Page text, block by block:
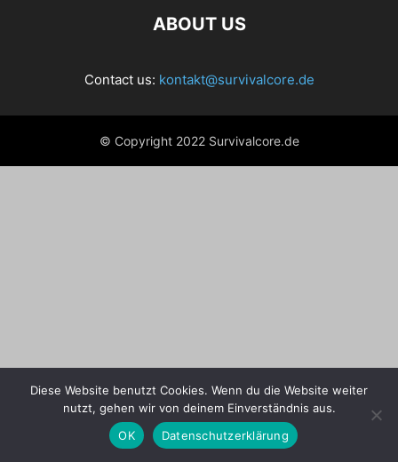
ABOUT US
Contact us: kontakt@survivalcore.de
© Copyright 2022 Survivalcore.de
Diese Website benutzt Cookies. Wenn du die Website weiter
nutzt, gehen wir von deinem Einverständnis aus.
OK
Datenschutzerklärung